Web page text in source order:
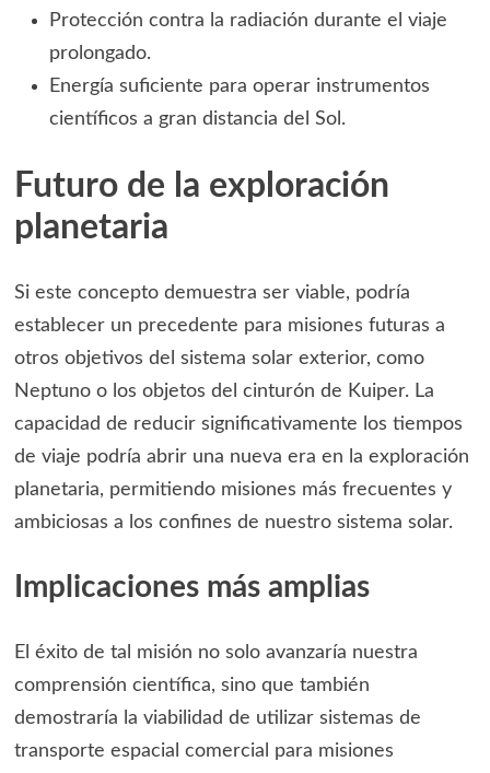
Protección contra la radiación durante el viaje
prolongado.
Energía suficiente para operar instrumentos
científicos a gran distancia del Sol.
Futuro de la exploración
planetaria
Si este concepto demuestra ser viable, podría
establecer un precedente para misiones futuras a
otros objetivos del sistema solar exterior, como
Neptuno o los objetos del cinturón de Kuiper. La
capacidad de reducir significativamente los tiempos
de viaje podría abrir una nueva era en la exploración
planetaria, permitiendo misiones más frecuentes y
ambiciosas a los confines de nuestro sistema solar.
Implicaciones más amplias
El éxito de tal misión no solo avanzaría nuestra
comprensión científica, sino que también
demostraría la viabilidad de utilizar sistemas de
transporte espacial comercial para misiones